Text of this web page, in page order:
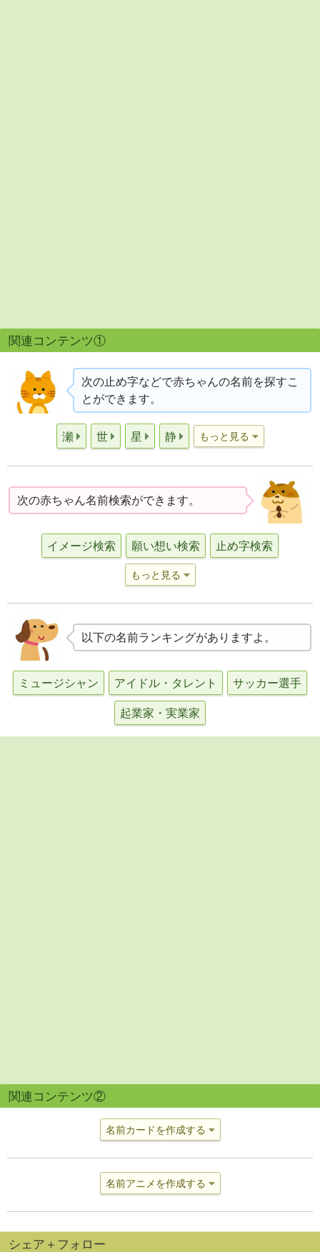
関連コンテンツ①
次の止め字などで赤ちゃんの名前を探すこ
とができます。
瀬 世 星 静 もっと見る
次の赤ちゃん名前検索ができます。
イメージ検索 願い想い検索 止め字検索
もっと見る
以下の名前ランキングがありますよ。
ミュージシャン アイドル・タレント サッカー選手
起業家・実業家
関連コンテンツ②
名前カードを作成する
名前アニメを作成する
シェア＋フォロー